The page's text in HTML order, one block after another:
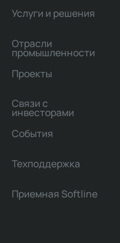
Услуги и решения
Отрасли
промышленности
Проекты
Связи с
инвесторами
События
Техподдержка
Приемная Softline